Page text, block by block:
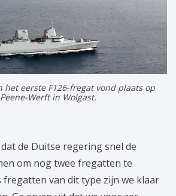
het eerste F126-fregat vond plaats op
Werft in Wolgast.
de Duitse regering snel de
om nog twee fregatten te
fregatten van dit type zijn we klaar